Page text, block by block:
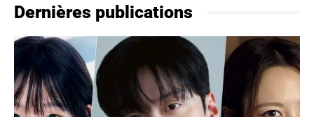
Dernières publications